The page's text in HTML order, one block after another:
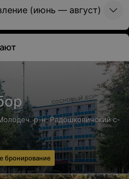
(июнь — август)
р-н, Радошковичский c-
бронирование